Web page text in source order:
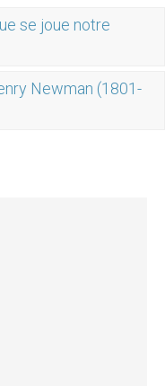
se joue notre
Newman (1801-